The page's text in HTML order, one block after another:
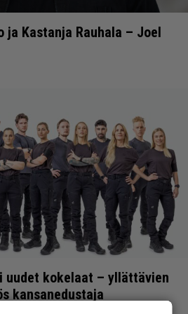
ja Kastanja Rauhala – Joel
uudet kokelaat – yllättävien
kansanedustaja